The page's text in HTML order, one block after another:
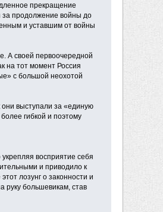
прекращение
продолжение войны до
и уставшим от войны
А своей первоочередной
на тот момент Россия
с большой неохотой
они выступали за «единую
гибкой и поэтому
восприятие себя
и приводило к
лозунг о законности и
руку большевикам, став